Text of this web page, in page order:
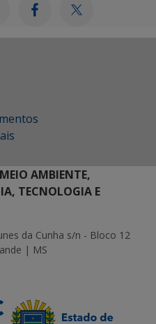
AMBIENTE,
TECNOLOGIA E
da Cunha s/n - Bloco 12
| MS